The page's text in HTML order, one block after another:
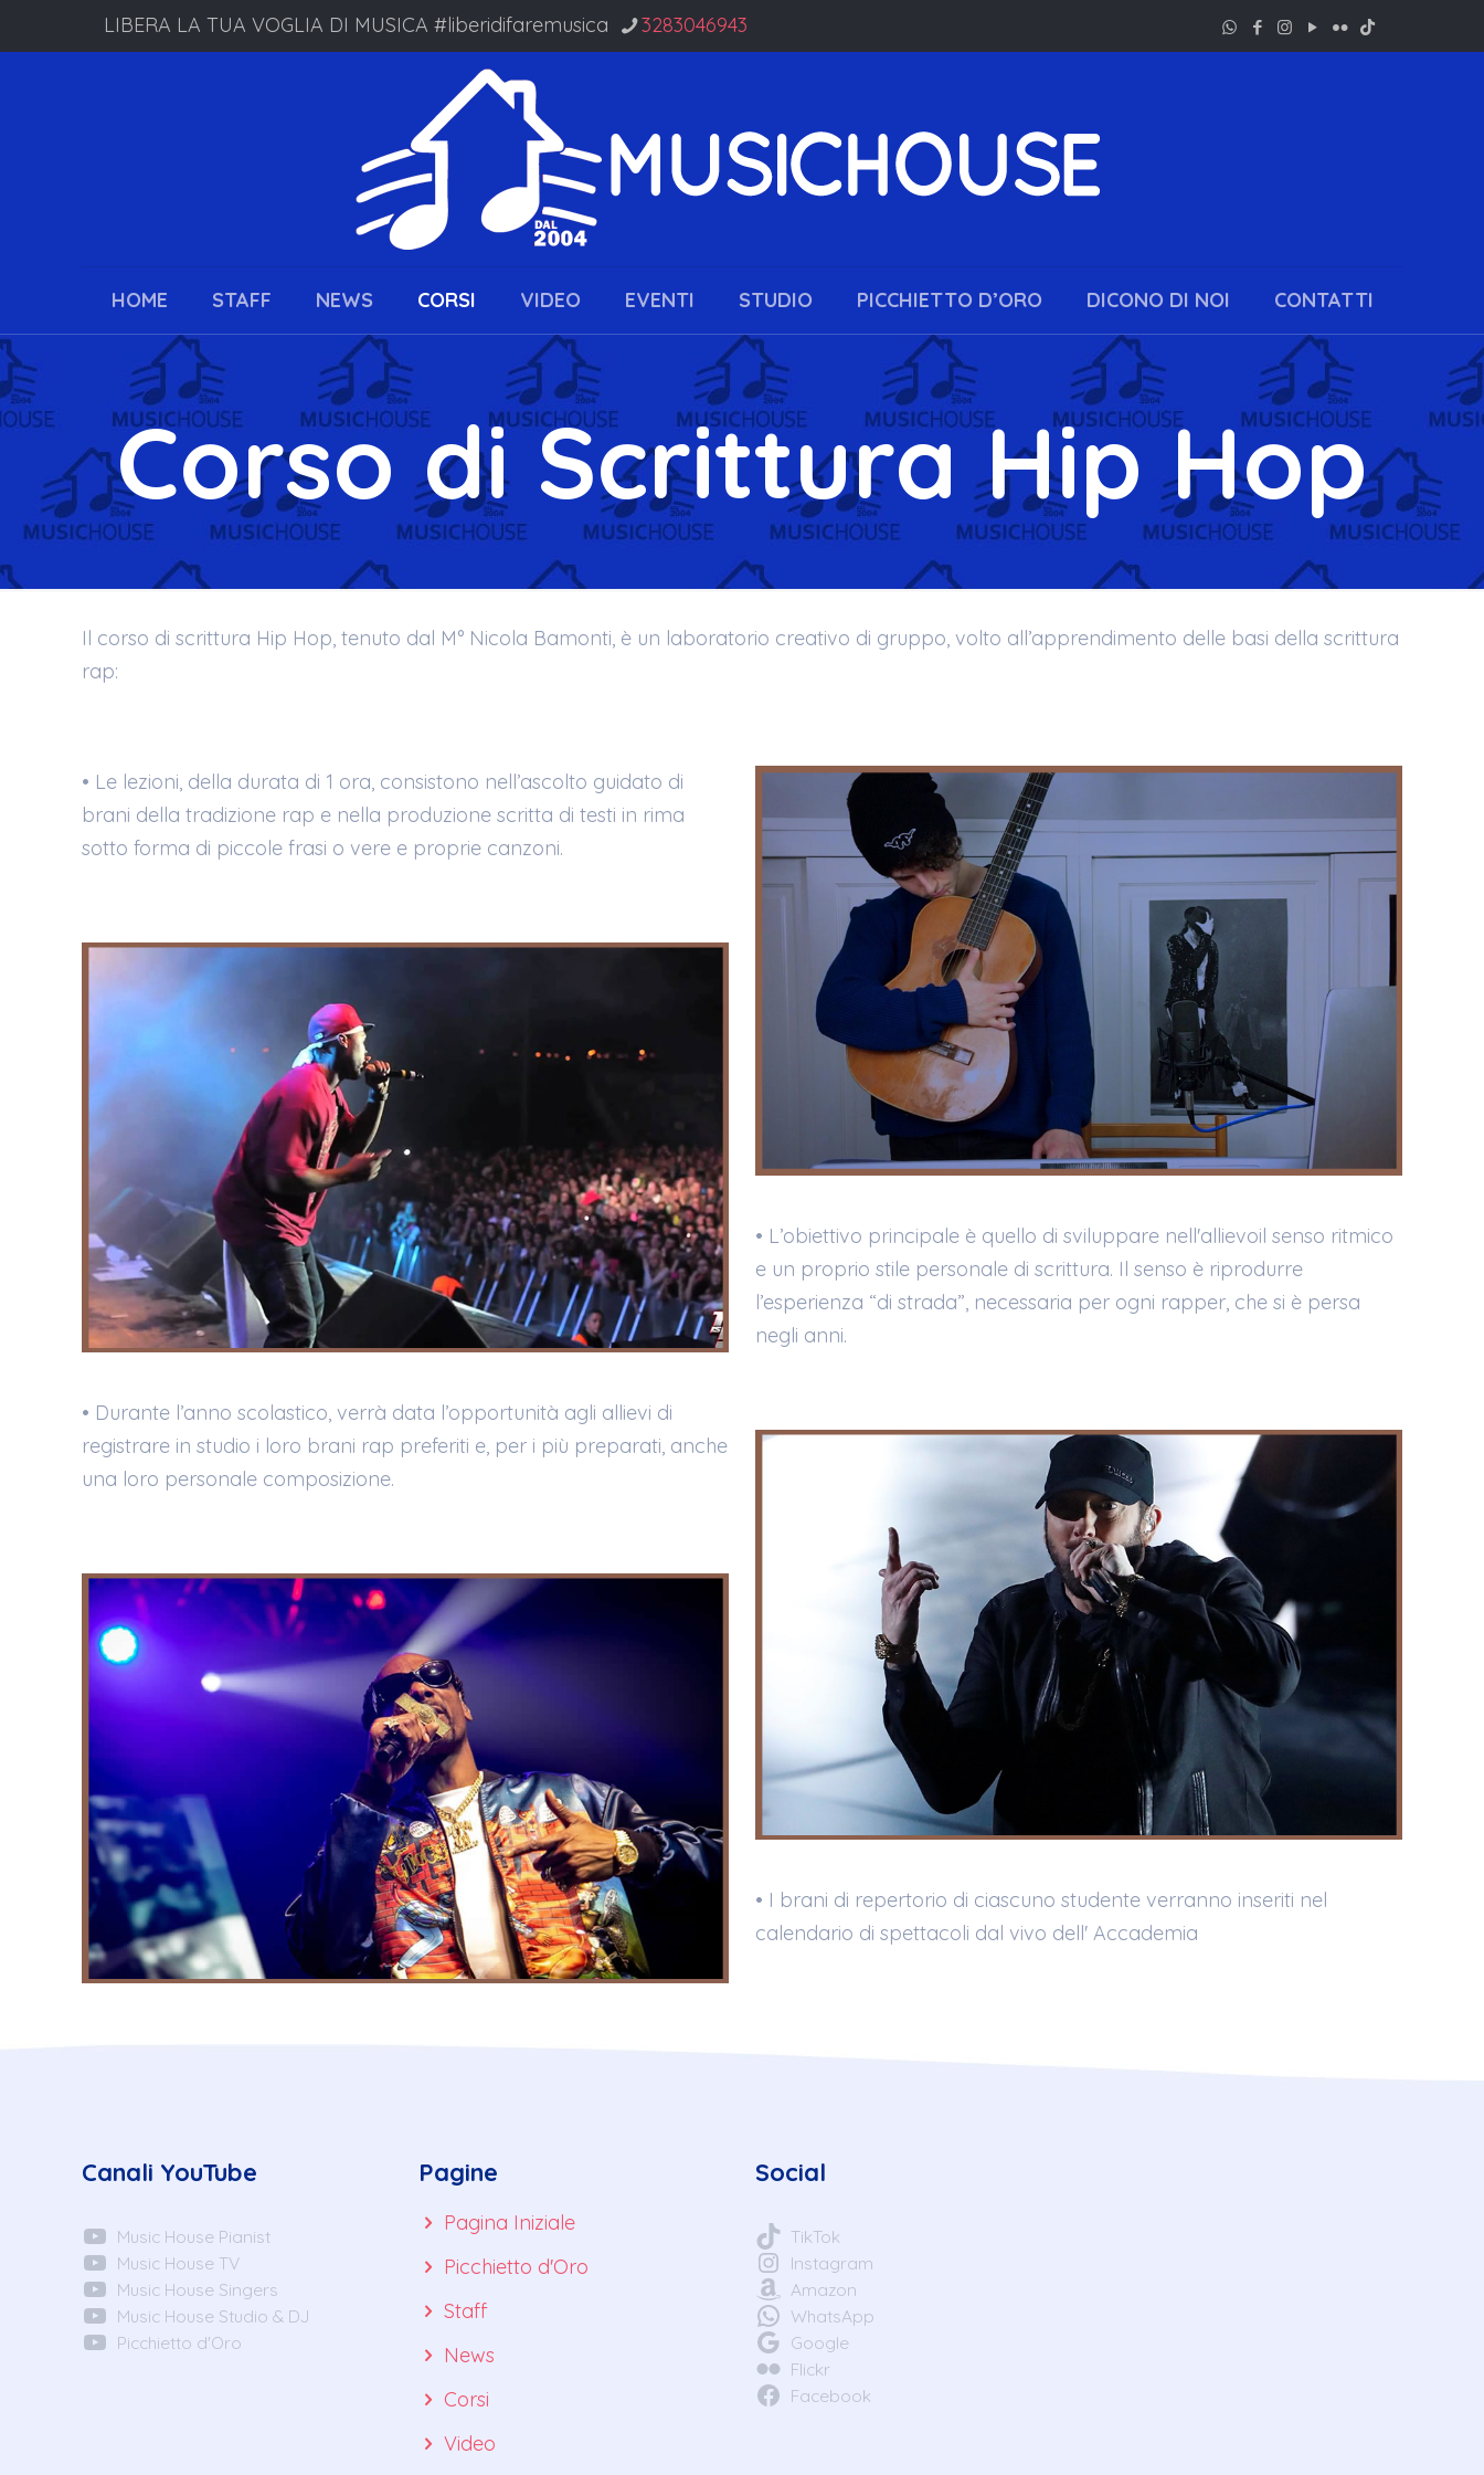
LIBERA LA TUA VOGLIA DI MUSICA #liberidifaremusica 3283046943
HOME STAFF NEWS CORSI VIDEO EVENTI STUDIO PICCHIETTO D’ORO DICONO DI NOI CONTATTI
Corso di Scrittura Hip Hop
Il corso di scrittura Hip Hop, tenuto dal M° Nicola Bamonti, è un laboratorio creativo di gruppo, volto all’apprendimento delle basi della scrittura
rap:
• Le lezioni, della durata di 1 ora, consistono nell’ascolto guidato di
brani della tradizione rap e nella produzione scritta di testi in rima
sotto forma di piccole frasi o vere e proprie canzoni.
• Durante l’anno scolastico, verrà data l’opportunità agli allievi di
registrare in studio i loro brani rap preferiti e, per i più preparati, anche
una loro personale composizione.
• L’obiettivo principale è quello di sviluppare nell'allievoil senso ritmico
e un proprio stile personale di scrittura. Il senso è riprodurre
l’esperienza “di strada”, necessaria per ogni rapper, che si è persa
negli anni.
• I brani di repertorio di ciascuno studente verranno inseriti nel
calendario di spettacoli dal vivo dell' Accademia
Canali YouTube
Music House Pianist
Music House TV
Music House Singers
Music House Studio & DJ
Picchietto d'Oro
Pagine
Pagina Iniziale
Picchietto d'Oro
Staff
News
Corsi
Video
Social
TikTok
Instagram
Amazon
WhatsApp
Google
Flickr
Facebook